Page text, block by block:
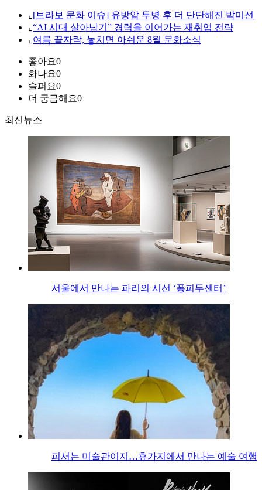
⌞ [브라보 문화 이슈] 유방암 투병 후 더 단단해진 박미선
⌞ “AI 시대 살아남기” 경력을 이어가는 재취업 전략
⌞ 여름 끝자락, 놓치면 아쉬운 8월 문화소식
좋아요0
화나요0
슬퍼요0
더 궁금해요0
최신뉴스
서울에서 만나는 파리의 시선 ‘퐁피두센터’
피서는 미술관이지…휴가지에서 만나는 예술 여행